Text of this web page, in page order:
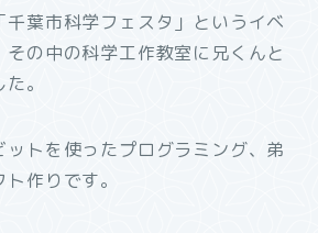
千葉市科学フェスタ」というイベ
その中の科学工作教室に兄くんと
。
ットを使ったプログラミング、弟
作りです。